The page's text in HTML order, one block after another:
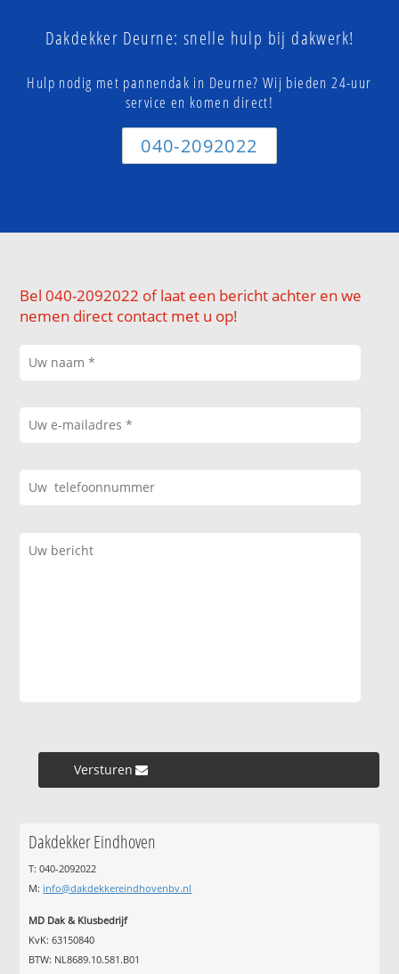
Dakdekker Deurne: snelle hulp bij dakwerk!
Hulp nodig met pannendak in Deurne? Wij bieden 24-uur
service en komen direct!
040-2092022
Bel 040-2092022 of laat een bericht achter en we
nemen direct contact met u op!
Versturen »
Dakdekker Eindhoven
T: 040-2092022
M: info@dakdekkereindhovenbv.nl
MD Dak & Klusbedrijf
KvK: 63150840
BTW: NL8689.10.581.B01